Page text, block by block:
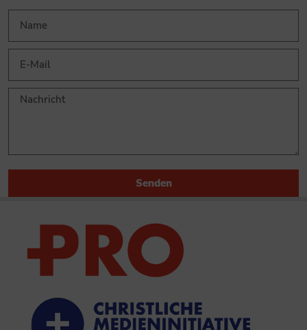
Senden